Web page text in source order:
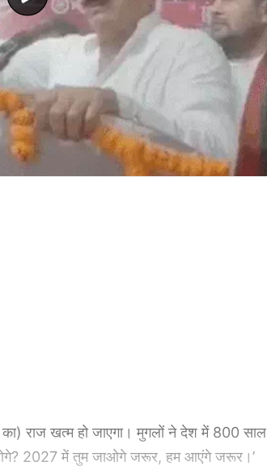
का) राज खत्म हो जाएगा। मुगलों ने देश में 800 साल
2027 में तुम जाओगे जरूर, हम आएंगे जरूर।’